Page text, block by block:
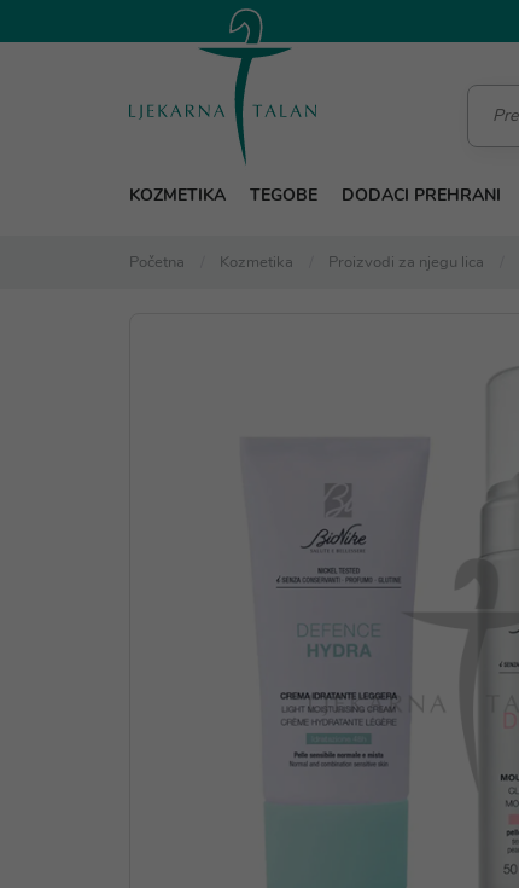
KOZMETIKA TEGOBE DODACI PREHRANI
Početna Kozmetika Proizvodi za njegu lica